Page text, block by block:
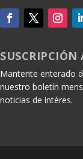
Mantente enterado
nuestro boletín
noticias de intéres.